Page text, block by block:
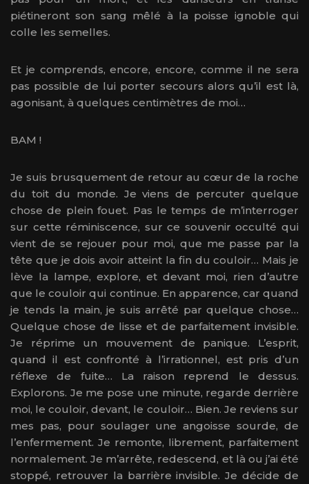
piétineront son sang mêlé à la poisse ignoble qui
colle les semelles.
Et je comprends, encore, encore, comme il ne sera
pas possible de lui porter secours alors qu’il est là,
agonisant, à quelques centimètres de moi…
BAM !
Je suis brusquement de retour au cœur de la roche
du toit du monde. Je viens de percuter quelque
chose de plein fouet. Pas le temps de m’interroger
sur cette réminiscence, sur ce souvenir occulté qui
vient de se rejouer pour moi, que me passe par la
tête que je dois avoir atteint la fin du couloir… Mais je
lève la lampe, explore, et devant moi, rien d’autre
que le couloir qui continue. En apparence, car quand
je tends la main, je suis arrêté par quelque chose…
Quelque chose de lisse et de parfaitement invisible.
Je réprime un mouvement de panique. L’esprit,
quand il est confronté à l’irrationnel, est pris d’un
réflexe de fuite… La raison reprend le dessus.
Explorons. Je me pose une minute, regarde derrière
moi, le couloir, devant, le couloir… Bien. Je reviens sur
mes pas, pour soulager une angoisse sourde, de
l’enfermement. Je remonte, librement, parfaitement
normalement. Je m’arrête, redescend, et là ou j’ai été
stoppé, retrouver la barrière invisible. Je décide de